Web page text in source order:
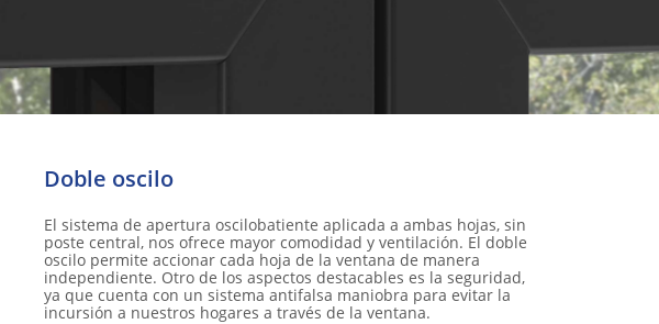
Doble oscilo ​
El sistema de apertura oscilobatiente aplicada a ambas hojas, sin
poste central, nos ofrece mayor comodidad y ventilación. El doble
oscilo permite accionar cada hoja de la ventana de manera
independiente. Otro de los aspectos destacables es la seguridad,
ya que cuenta con un sistema antifalsa maniobra para evitar la
incursión a nuestros hogares a través de la ventana.